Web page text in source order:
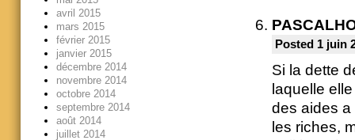
Posted 1 juin
Si la dette
laquelle
des aides a
les riches,
avril 2015
mars 2015
février 2015
janvier 2015
décembre 2014
novembre 2014
octobre 2014
septembre 2014
août 2014
juillet 2014